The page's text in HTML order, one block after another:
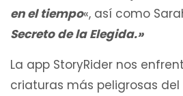
en el tiempo«, así como
Secreto de la Elegida.»
La app StoryRider nos
criaturas más peligrosas